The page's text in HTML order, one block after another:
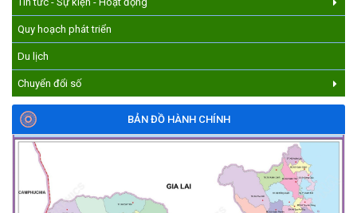
Quy hoạch phát triển
Du lịch
Chuyển đổi số
BẢN ĐỒ HÀNH CHÍNH